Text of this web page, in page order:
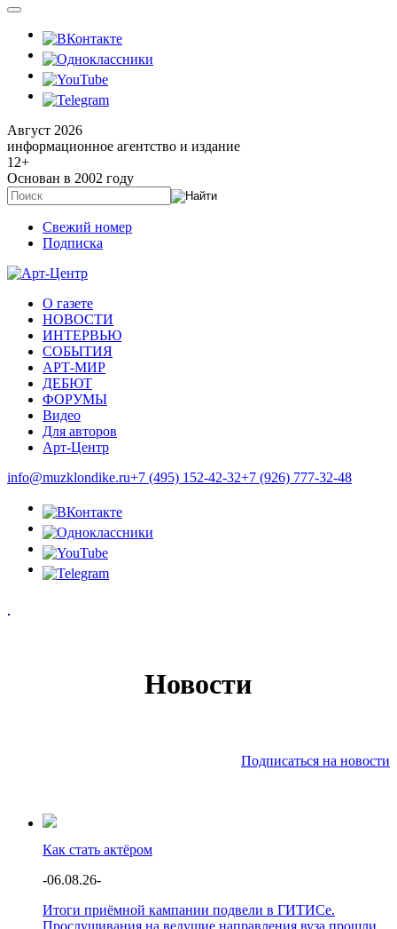
Август 2026
информационное агентство и издание
12+
Основан в 2002 году
Свежий номер
Подписка
О газете
НОВОСТИ
ИНТЕРВЬЮ
СОБЫТИЯ
АРТ-МИР
ДЕБЮТ
ФОРУМЫ
Видео
Для авторов
Арт-Центр
info@muzklondike.ru+7 (495) 152-42-32+7 (926) 777-32-48
Новости
Подписаться на новости
Как стать актёром
-06.08.26-
Итоги приёмной кампании подвели в ГИТИСе.
Прослушивания на ведущие направления вуза прошли